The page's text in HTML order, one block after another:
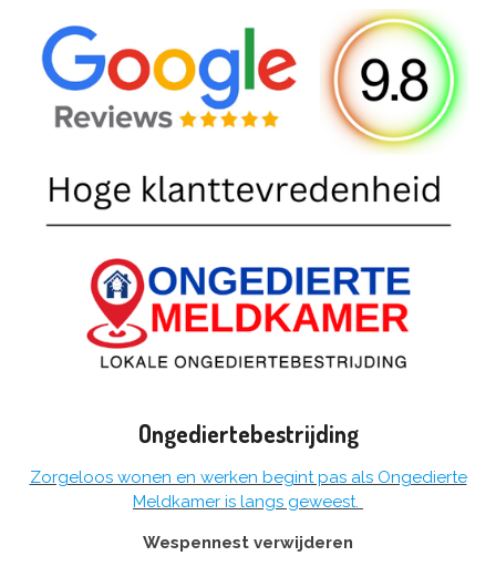
Ongediertebestrijding
Zorgeloos wonen en werken begint pas als Ongedierte
Meldkamer is langs geweest.
Wespennest verwijderen